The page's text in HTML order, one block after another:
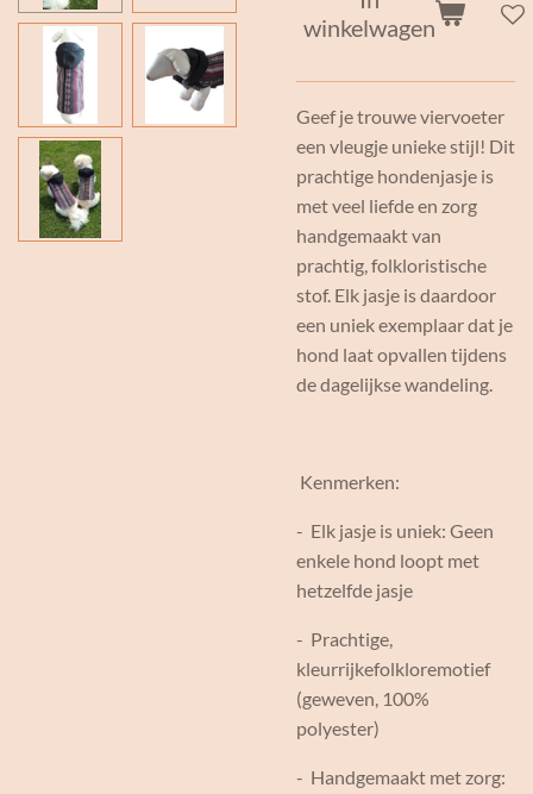
winkelwagen
Geef je trouwe viervoeter
een vleugje unieke stijl! Dit
prachtige hondenjasje is
met veel liefde en zorg
handgemaakt van
prachtig, folkloristische
stof. Elk jasje is daardoor
een uniek exemplaar dat je
hond laat opvallen tijdens
de dagelijkse wandeling.
Kenmerken:
- Elk jasje is uniek: Geen
enkele hond loopt met
hetzelfde jasje
- Prachtige,
kleurrijkefolkloremotief
(geweven, 100%
polyester)
- Handgemaakt met zorg: